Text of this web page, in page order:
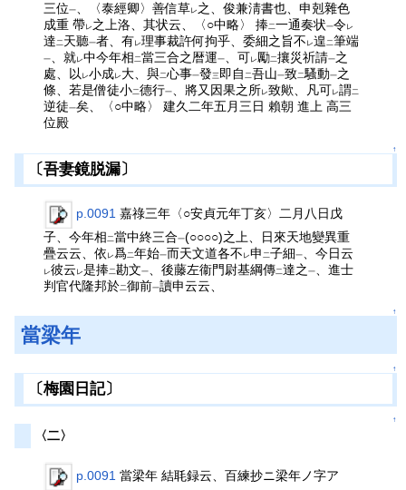
三位一 、〈泰經卿〉善信草レ 之、俊兼淸書也、申剋雜色
成重 帶レ 之上洛、其状云、〈○中略〉 捧二一通奏状一令レ
達二天聽一者、有レ理事裁許何拘乎、委細之旨不 レ遑二筆端
一 、就レ中今年相二當三合之暦運一 、可レ勵二攘災祈請一之
處、以 レ小成レ 大、與二心事一發三 即自 二吾山一致二騷動一之
條、若是僧徒小二德行一 、將又因果之所レ致歟、凡可レ謂二
逆徒一矣、〈○中略〉 建久二年五月三日 賴朝 進上 高三
位殿
↑
〔吾妻鏡脱漏〕
p.0091 嘉祿三年〈○安貞元年丁亥〉二月八日戊
子、今年相二當中終三合一(○○○○)之上、日來天地變異重
疊云云、依 レ爲二年始一而天文道各不 レ申 二子細一 、今日云
レ彼云 レ是捧二勘文一 、後藤左衞門尉基綱傳二達之一
、進士
判官代隆邦於二御前一讀申云云、
↑
當梁年
↑
〔梅園日記〕
↑
〈二〉
p.0091 當梁年 結毦録云、百練抄ニ梁年ノ字ア